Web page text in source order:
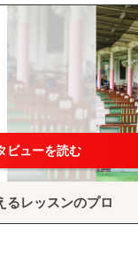
ビューを読む
るレッスンのプロ